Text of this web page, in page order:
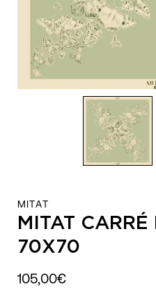
MITAT
MITAT CARRÉ
70X70
105,00€